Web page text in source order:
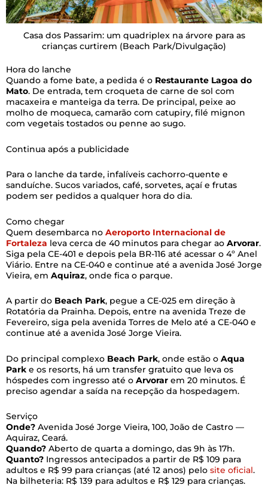
Casa dos Passarim: um quadriplex na árvore para as
crianças curtirem (Beach Park/Divulgação)
Hora do lanche
Quando a fome bate, a pedida é o Restaurante Lagoa do
Mato. De entrada, tem croqueta de carne de sol com
macaxeira e manteiga da terra. De principal, peixe ao
molho de moqueca, camarão com catupiry, filé mignon
com vegetais tostados ou penne ao sugo.
Continua após a publicidade
Para o lanche da tarde, infalíveis cachorro-quente e
sanduíche. Sucos variados, café, sorvetes, açaí e frutas
podem ser pedidos a qualquer hora do dia.
Como chegar
Quem desembarca no Aeroporto Internacional de
Fortaleza leva cerca de 40 minutos para chegar ao Arvorar.
Siga pela CE-401 e depois pela BR-116 até acessar o 4º Anel
Viário. Entre na CE-040 e continue até a avenida José Jorge
Vieira, em Aquiraz, onde fica o parque.
A partir do Beach Park, pegue a CE-025 em direção à
Rotatória da Prainha. Depois, entre na avenida Treze de
Fevereiro, siga pela avenida Torres de Melo até a CE-040 e
continue até a avenida José Jorge Vieira.
Do principal complexo Beach Park, onde estão o Aqua
Park e os resorts, há um transfer gratuito que leva os
hóspedes com ingresso até o Arvorar em 20 minutos. É
preciso agendar a saída na recepção da hospedagem.
Serviço
Onde? Avenida José Jorge Vieira, 100, João de Castro —
Aquiraz, Ceará.
Quando? Aberto de quarta a domingo, das 9h às 17h.
Quanto? Ingressos antecipados a partir de R$ 109 para
adultos e R$ 99 para crianças (até 12 anos) pelo site oficial.
Na bilheteria: R$ 139 para adultos e R$ 129 para crianças.